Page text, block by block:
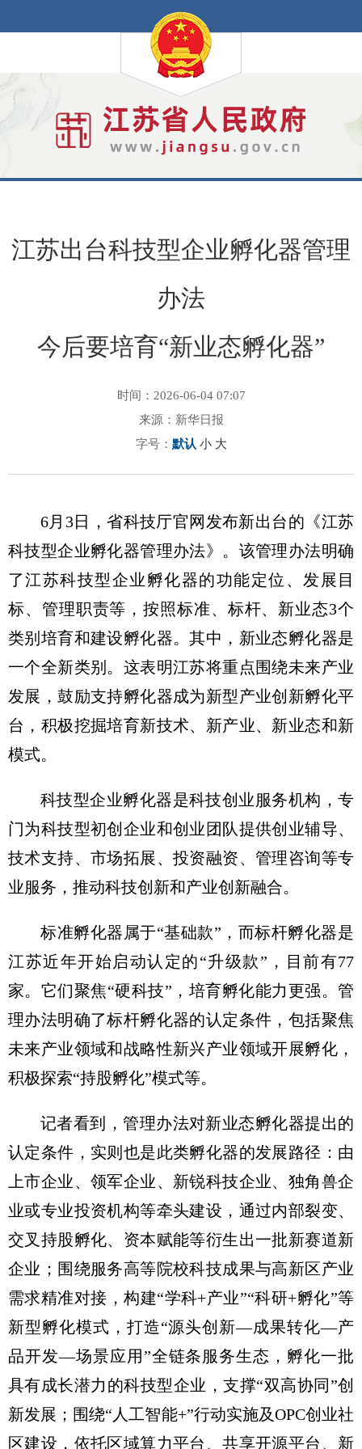
江苏出台科技型企业孵化器管理
办法
今后要培育“新业态孵化器”
时间：2026-06-04 07:07
来源：新华日报
字号： 默认 小 大
6月3日，省科技厅官网发布新出台的《江苏
科技型企业孵化器管理办法》。该管理办法明确
了江苏科技型企业孵化器的功能定位、发展目
标、管理职责等，按照标准、标杆、新业态3个
类别培育和建设孵化器。其中，新业态孵化器是
一个全新类别。这表明江苏将重点围绕未来产业
发展，鼓励支持孵化器成为新型产业创新孵化平
台，积极挖掘培育新技术、新产业、新业态和新
模式。
科技型企业孵化器是科技创业服务机构，专
门为科技型初创企业和创业团队提供创业辅导、
技术支持、市场拓展、投资融资、管理咨询等专
业服务，推动科技创新和产业创新融合。
标准孵化器属于“基础款”，而标杆孵化器是
江苏近年开始启动认定的“升级款”，目前有77
家。它们聚焦“硬科技”，培育孵化能力更强。管
理办法明确了标杆孵化器的认定条件，包括聚焦
未来产业领域和战略性新兴产业领域开展孵化，
积极探索“持股孵化”模式等。
记者看到，管理办法对新业态孵化器提出的
认定条件，实则也是此类孵化器的发展路径：由
上市企业、领军企业、新锐科技企业、独角兽企
业或专业投资机构等牵头建设，通过内部裂变、
交叉持股孵化、资本赋能等衍生出一批新赛道新
企业；围绕服务高等院校科技成果与高新区产业
需求精准对接，构建“学科+产业”“科研+孵化”等
新型孵化模式，打造“源头创新—成果转化—产
品开发—场景应用”全链条服务生态，孵化一批
具有成长潜力的科技型企业，支撑“双高协同”创
新发展；围绕“人工智能+”行动实施及OPC创业社
区建设，依托区域算力平台、共享开源平台、新